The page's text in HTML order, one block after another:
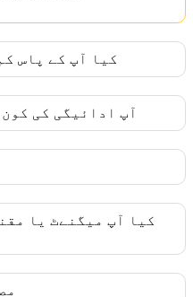
کیا آپ کے پاس
آپ ادائیگی کی
کیا آپ میگنےٹ یا